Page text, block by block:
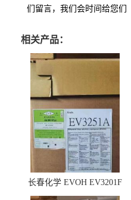
们留言，我们会时间给您们
相关产品：
长春化学 EVOH EV3201F